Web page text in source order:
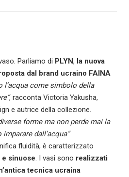
Parliamo di PLYN, la nuova
dal brand ucraino FAINA
l’acqua come simbolo della
, racconta Victoria Yakusha,
e autrice della collezione.
forme ma non perde mai la
dall’acqua”.
fluidità, è caratterizzato
sinuose. I vasi sono realizzati
tecnica ucraina